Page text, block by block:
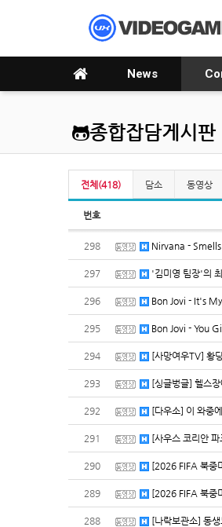
News
종합잡담게시판
전체(418) 담소 동영상
번호
298 Nirvana -
297 '김미영 팀장'의
296 Bon Jovi - It's
295 Bon Jovi - You
294 [사망여우TV] 황
293 [싱글벙글] 헬스
292 [다우소] 이 와중
291 [사우스 코리안
290 [2026 FIFA 북중
289 [2026 FIFA 북중
288 [나락보관소] 동